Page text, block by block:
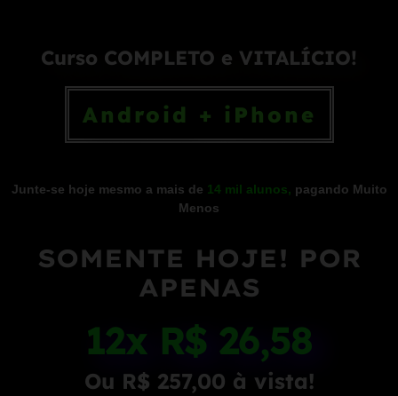
Curso COMPLETO e VITALÍCIO!
Android + iPhone
Junte-se hoje mesmo a mais de 14 mil alunos, pagando Muito
Menos
SOMENTE HOJE! POR
APENAS
12x R$ 26,58
Ou R$ 257,00 à vista!